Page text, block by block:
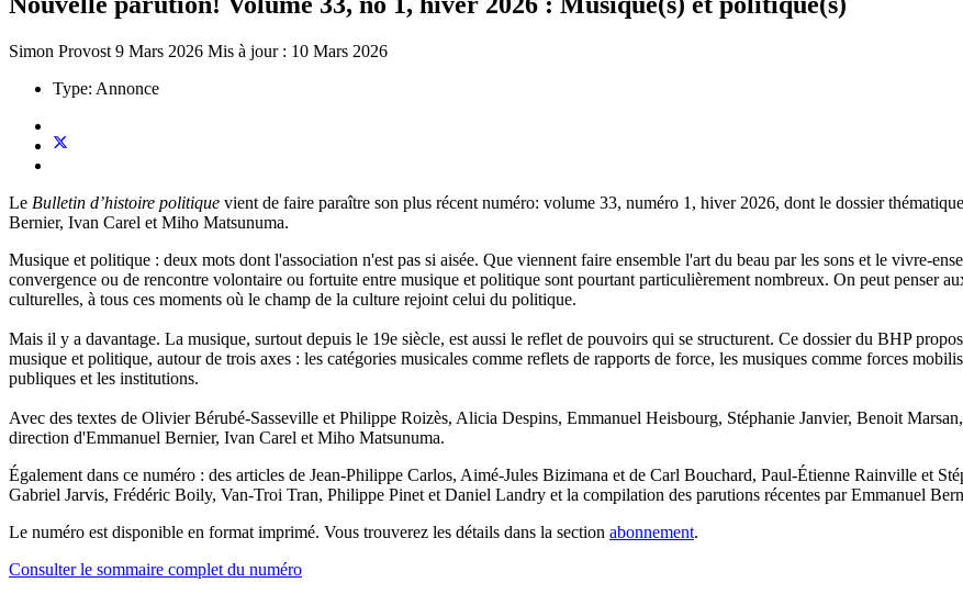
Simon Provost 9 Mars 2026 Mis à jour : 10 Mars 2026
Type: Annonce
Le Bulletin d’histoire politique vient de faire paraître son plus récent numéro: volume 33, numéro 1, hiver 2026, dont le dossier
Bernier, Ivan Carel et Miho Matsunuma.
Musique et politique : deux mots dont l'association n'est pas si aisée. Que viennent faire ensemble l'art du beau par les sons et le vivre-
convergence ou de rencontre volontaire ou fortuite entre musique et politique sont pourtant particulièrement nombreux. On peut penser
culturelles, à tous ces moments où le champ de la culture rejoint celui du politique.
Mais il y a davantage. La musique, surtout depuis le 19e siècle, est aussi le reflet de pouvoirs qui se structurent. Ce dossier du BHP
musique et politique, autour de trois axes : les catégories musicales comme reflets de rapports de force, les musiques comme forces
publiques et les institutions.
Avec des textes de Olivier Bérubé-Sasseville et Philippe Roizès, Alicia Despins, Emmanuel Heisbourg, Stéphanie Janvier, Benoit
direction d'Emmanuel Bernier, Ivan Carel et Miho Matsunuma.
Également dans ce numéro : des articles de Jean-Philippe Carlos, Aimé-Jules Bizimana et de Carl Bouchard, Paul-Étienne Rainville et
Gabriel Jarvis, Frédéric Boily, Van-Troi Tran, Philippe Pinet et Daniel Landry et la compilation des parutions récentes par Emmanuel
Le numéro est disponible en format imprimé. Vous trouverez les détails dans la section abonnement.
Consulter le sommaire complet du numéro